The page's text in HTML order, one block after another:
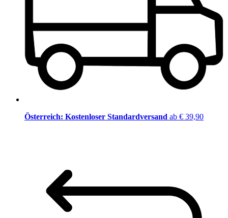
Österreich: Kostenloser Standardversand ab € 39,90